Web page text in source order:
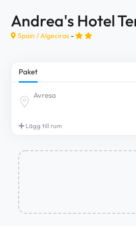
Andrea's Hotel
Spain /Algeciras -
Paket
Avresa
Lägg till rum